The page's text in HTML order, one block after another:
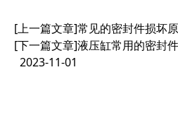
[上一篇文章]常见的密封件损坏
[下一篇文章]液压缸常用的密封
2023-11-01